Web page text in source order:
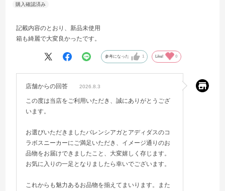
記載内容のとおり、新品未使用
箱も綺麗で大変良かったです。
参考になった 1 Like! 0
店舗からの回答 2026.8.3
この度は当店をご利用いただき、誠にありがとうござ
います。
お選びいただきましたバレンシアガとアディダスのコ
ラボスニーカーにご満足いただき、イメージ通りのお
品物をお届けできましたこと、大変嬉しく存じます。
お気に入りの一足となりましたら幸いでございます。
これからも魅力あるお品物を揃えてまいります。また